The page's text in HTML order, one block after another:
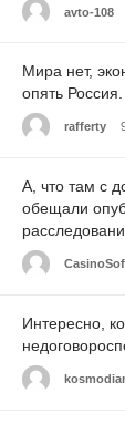
avto-108
Мира нет,
опять Россия.
rafferty
А, что там с
обещали
Интересно,